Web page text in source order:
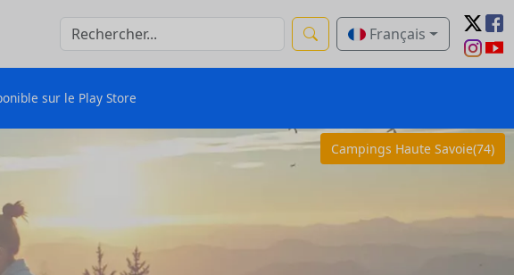
Français
sur le Play Store
Campings Haute Savoie(74)